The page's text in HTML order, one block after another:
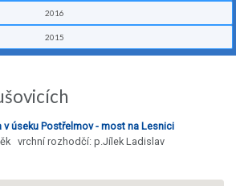
2016
2015
v úseku Postřelmov - most na Lesnici
vrchní rozhodčí: p.Jílek Ladislav